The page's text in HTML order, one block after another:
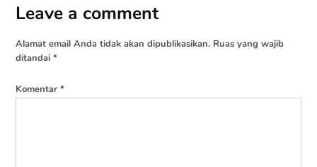
Leave
comment
Alamat email Anda tidak akan dipublikasikan. Ruas yang wajib
ditandai*
Komentar*
Leave a comment